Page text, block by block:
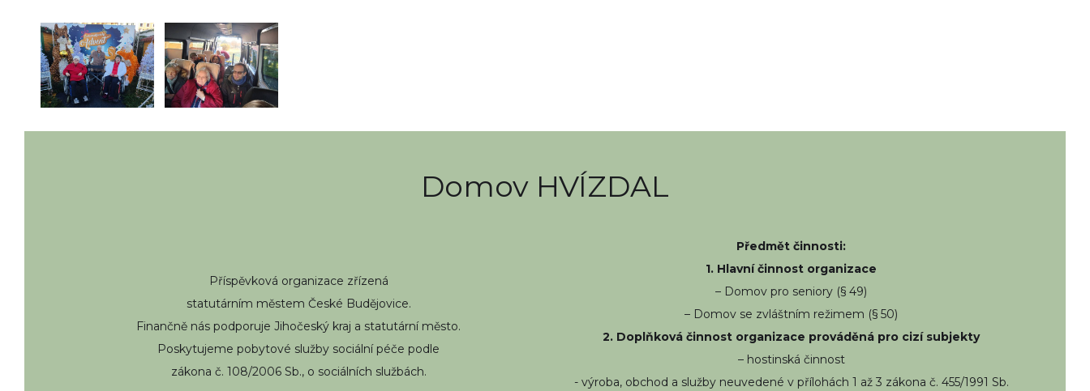
Domov HVÍZDAL
Příspěvková organizace zřízená
statutárním městem České Budějovice.
Finančně nás podporuje Jihočeský kraj a statutární město.
Poskytujeme pobytové služby sociální péče podle
zákona č. 108/2006 Sb., o sociálních službách.
Předmět činnosti:
1. Hlavní činnost organizace
– Domov pro seniory (§ 49)
– Domov se zvláštním režimem (§ 50)
2. Doplňková činnost organizace prováděná pro cizí subjekty
– hostinská činnost
- výroba, obchod a služby neuvedené v přílohách 1 až 3 zákona č. 455/1991 Sb.